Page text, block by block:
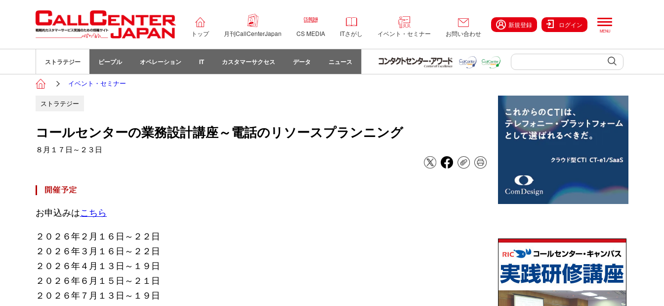
トップ 月刊CallCenterJapan CS MEDIA ITさがし イベント・セミナー お問い合わせ
新規登録 ログイン
ストラテジー ピープル オペレーション IT カスタマーサクセス データ ニュース
イベント・セミナー
ストラテジー
コールセンターの業務設計講座～電話のリソースプランニング
８月１７日～２３日
お申込みはこちら
２０２６年２月１６日～２２日
２０２６年３月１６日～２２日
２０２６年４月１３日～１９日
２０２６年６月１５日～２１日
２０２６年７月１３日～１９日